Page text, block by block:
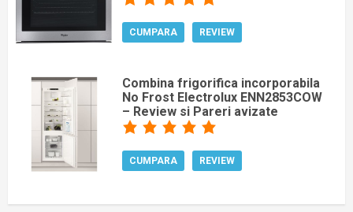
CUMPARA REVIEW
Combina frigorifica incorporabila
No Frost Electrolux ENN2853COW
– Review si Pareri avizate
CUMPARA REVIEW